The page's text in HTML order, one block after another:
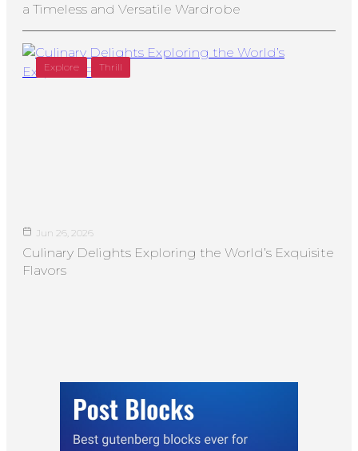
a Timeless and Versatile Wardrobe
Explore Thrill
Jun 26, 2026
Culinary Delights Exploring the World’s Exquisite
Flavors